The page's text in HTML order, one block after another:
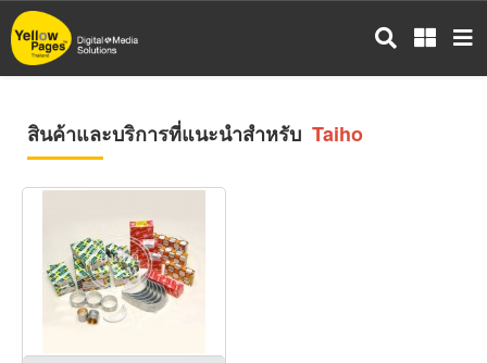
ข้าม
ไป
สินค้าและบริการที่แนะนำสำหรับ Taiho